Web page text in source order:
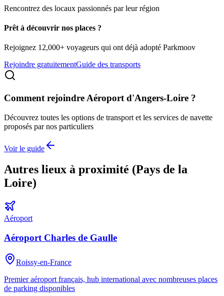
Rencontrez des locaux passionnés par leur région
Prêt à découvrir nos places ?
Rejoignez 12,000+ voyageurs qui ont déjà adopté Parkmoov
Rejoindre gratuitementGuide des transports
Comment rejoindre Aéroport d'Angers-Loire ?
Découvrez toutes les options de transport et les services de navette
proposés par nos particuliers
Voir le guide
Autres lieux à proximité (Pays de la
Loire)
Aéroport
Aéroport Charles de Gaulle
Roissy-en-France
Premier aéroport français, hub international avec nombreuses places
de parking disponibles